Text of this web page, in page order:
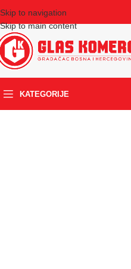
Skip to navigation
Skip to main content
KATEGORIJE